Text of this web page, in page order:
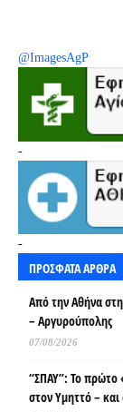
@ImagesAgP
-
-
ΠΡΟΣΦΑΤΑ ΑΡΘΡΑ
Από την Αθήνα
– Αργυρούπολης
07/08/2026
“ΣΠΑΥ”: Το πρώτο
στον Υμηττό –